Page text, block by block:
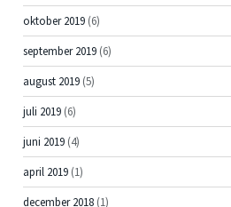
oktober 2019 (6)
september 2019 (6)
august 2019 (5)
juli 2019 (6)
juni 2019 (4)
april 2019 (1)
december 2018 (1)